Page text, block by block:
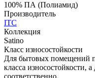
100% ПА (Полиамид)
Производитель
ITC
Коллекция
Satino
Класс износостойкости
Для бытовых помещений
класса износостойкости,